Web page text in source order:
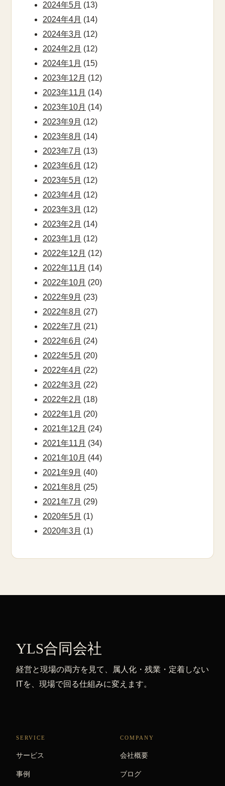
2024年5月 (13)
2024年4月 (14)
2024年3月 (12)
2024年2月 (12)
2024年1月 (15)
2023年12月 (12)
2023年11月 (14)
2023年10月 (14)
2023年9月 (12)
2023年8月 (14)
2023年7月 (13)
2023年6月 (12)
2023年5月 (12)
2023年4月 (12)
2023年3月 (12)
2023年2月 (14)
2023年1月 (12)
2022年12月 (12)
2022年11月 (14)
2022年10月 (20)
2022年9月 (23)
2022年8月 (27)
2022年7月 (21)
2022年6月 (24)
2022年5月 (20)
2022年4月 (22)
2022年3月 (22)
2022年2月 (18)
2022年1月 (20)
2021年12月 (24)
2021年11月 (34)
2021年10月 (44)
2021年9月 (40)
2021年8月 (25)
2021年7月 (29)
2020年5月 (1)
2020年3月 (1)
YLS合同会社
経営と現場の両方を見て、属人化・残業・定着しない
ITを、現場で回る仕組みに変えます。
SERVICE
サービス
事例
COMPANY
会社概要
ブログ